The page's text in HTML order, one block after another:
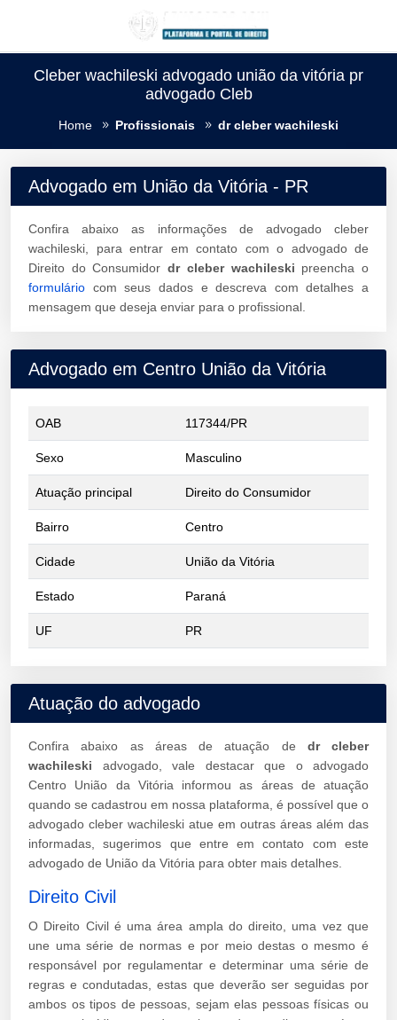
Cleber wachileski advogado união da vitória pr
advogado Cleb
Home Profissionais dr cleber wachileski
Advogado em União da Vitória - PR
Confira abaixo as informações de advogado cleber
wachileski, para entrar em contato com o advogado de
Direito do Consumidordr cleber wachileski preencha o
formulário com seus dados e descreva com detalhes a
mensagem que deseja enviar para o profissional.
Advogado em Centro União da Vitória
OAB 117344/PR
Sexo Masculino
Atuação principal Direito do Consumidor
Bairro Centro
Cidade União da Vitória
Estado Paraná
UF PR
Atuação do advogado
Confira abaixo as áreas de atuação de dr cleber
wachileski advogado, vale destacar que o advogado
Centro União da Vitória informou as áreas de atuação
quando se cadastrou em nossa plataforma, é possível que o
advogado cleber wachileski atue em outras áreas além das
informadas, sugerimos que entre em contato com este
advogado de União da Vitória para obter mais detalhes.
Direito Civil
O Direito Civil é uma área ampla do direito, uma vez que
une uma série de normas e por meio destas o mesmo é
responsável por regulamentar e determinar uma série de
regras e condutadas, estas que deverão ser seguidas por
ambos os tipos de pessoas, sejam elas pessoas físicas ou